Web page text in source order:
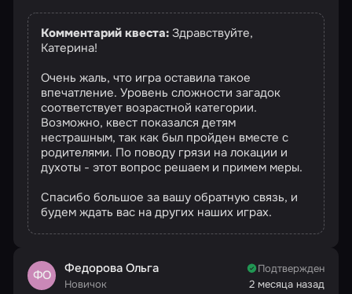
Комментарий квеста:Здравствуйте,
Катерина!
Очень жаль, что игра оставила такое
впечатление. Уровень сложности загадок
соответствует возрастной категории.
Возможно, квест показался детям
нестрашным, так как был пройден вместе с
родителями. По поводу грязи на локации и
духоты - этот вопрос решаем и примем меры.
Спасибо большое за вашу обратную связь, и
будем ждать вас на других наших играх.
ФО Федорова Ольга
Новичок
Подтвержден
2 месяца назад